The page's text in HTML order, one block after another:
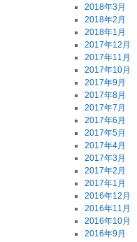
2018年3月
2018年2月
2018年1月
2017年12月
2017年11月
2017年10月
2017年9月
2017年8月
2017年7月
2017年6月
2017年5月
2017年4月
2017年3月
2017年2月
2017年1月
2016年12月
2016年11月
2016年10月
2016年9月